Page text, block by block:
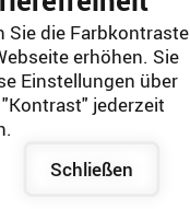
Sprache
Sie die Farbkontraste
erhöhen. Sie
Einstellungen über
jederzeit
Schließen